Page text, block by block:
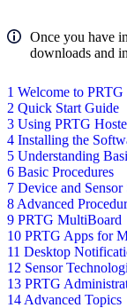
1 Welcome to PRTG
2 Quick Start Guide
3 Using PRTG
4 Installing the
5 Understanding
6 Basic Procedures
7 Device and Sensor
8 Advanced
9 PRTG MultiBoard
10 PRTG Apps for
11 Desktop
12 Sensor
13 PRTG
14 Advanced Topics
Once you have
downloads and